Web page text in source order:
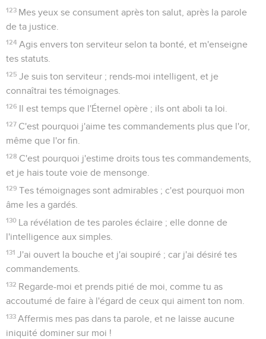
123 Mes yeux se consument après ton salut, après la parole
de ta justice.
124 Agis envers ton serviteur selon ta bonté, et m'enseigne
tes statuts.
125 Je suis ton serviteur ; rends-moi intelligent, et je
connaîtrai tes témoignages.
126 Il est temps que l'Éternel opère ; ils ont aboli ta loi.
127 C'est pourquoi j'aime tes commandements plus que l'or,
même que l'or fin.
128 C'est pourquoi j'estime droits tous tes commandements,
et je hais toute voie de mensonge.
129 Tes témoignages sont admirables ; c'est pourquoi mon
âme les a gardés.
130 La révélation de tes paroles éclaire ; elle donne de
l'intelligence aux simples.
131 J'ai ouvert la bouche et j'ai soupiré ; car j'ai désiré tes
commandements.
132 Regarde-moi et prends pitié de moi, comme tu as
accoutumé de faire à l'égard de ceux qui aiment ton nom.
133 Affermis mes pas dans ta parole, et ne laisse aucune
iniquité dominer sur moi !